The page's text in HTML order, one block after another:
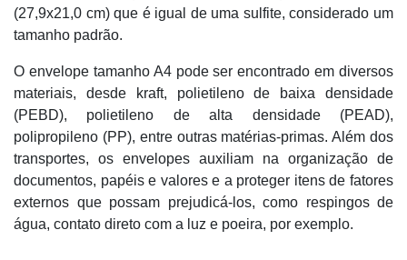
(27,9x21,0 cm) que é igual de uma sulfite, considerado um
tamanho padrão.
O envelope tamanho A4 pode ser encontrado em diversos
materiais, desde kraft, polietileno de baixa densidade
(PEBD), polietileno de alta densidade (PEAD),
polipropileno (PP), entre outras matérias-primas. Além dos
transportes, os envelopes auxiliam na organização de
documentos, papéis e valores e a proteger itens de fatores
externos que possam prejudicá-los, como respingos de
água, contato direto com a luz e poeira, por exemplo.